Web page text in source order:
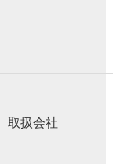
取扱会社